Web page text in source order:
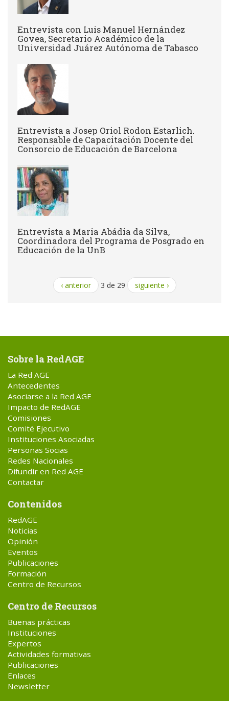
Entrevista con Luis Manuel Hernández
Govea, Secretario Académico de la
Universidad Juárez Autónoma de Tabasco
Entrevista a Josep Oriol Rodon Estarlich.
Responsable de Capacitación Docente del
Consorcio de Educación de Barcelona
Entrevista a Maria Abádia da Silva,
Coordinadora del Programa de Posgrado en
Educación de la UnB
‹ anterior 3 de 29 siguiente ›
Sobre la RedAGE
La Red AGE
Antecedentes
Asociarse a la Red AGE
Impacto de RedAGE
Comisiones
Comité Ejecutivo
Instituciones Asociadas
Personas Socias
Redes Nacionales
Difundir en Red AGE
Contactar
Contenidos
RedAGE
Noticias
Opinión
Eventos
Publicaciones
Formación
Centro de Recursos
Centro de Recursos
Buenas prácticas
Instituciones
Expertos
Actividades formativas
Publicaciones
Enlaces
Newsletter